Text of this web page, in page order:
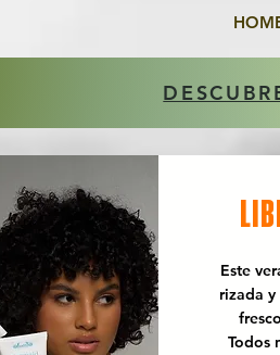
Este
rizada
Todos